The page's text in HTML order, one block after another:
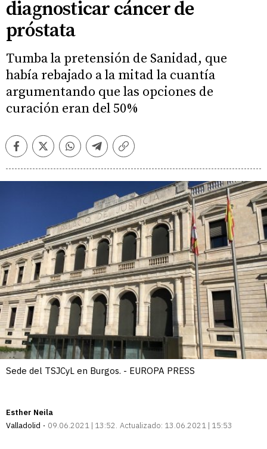
diagnosticar cáncer de
próstata
Tumba la pretensión de Sanidad, que
había rebajado a la mitad la cuantía
argumentando que las opciones de
curación eran del 50%
FacebookTwitterWhatsappTelegramCopiar
Sede del TSJCyL en Burgos. - EUROPA PRESS
Esther Neila
Valladolid
09.06.2021 | 13:52 Actualizado: 13.06.2021 | 15:53